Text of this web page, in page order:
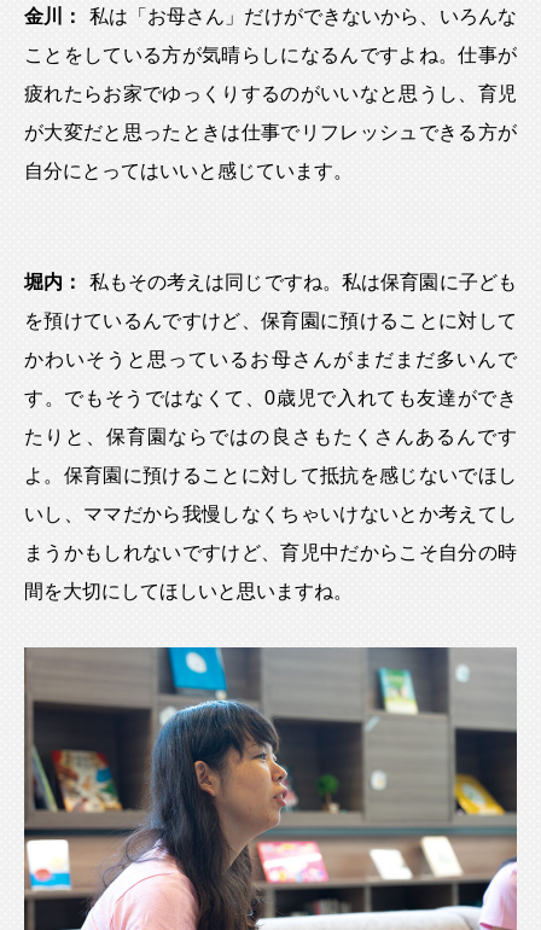
金川：
私は「お母さん」だけができないから、いろんな
ことをしている方が気晴らしになるんですよね。仕事が
疲れたらお家でゆっくりするのがいいなと思うし、育児
が大変だと思ったときは仕事でリフレッシュできる方が
自分にとってはいいと感じています。
堀内：
私もその考えは同じですね。私は保育園に子ども
を預けているんですけど、保育園に預けることに対して
かわいそうと思っているお母さんがまだまだ多いんで
す。でもそうではなくて、0歳児で入れても友達ができ
たりと、保育園ならではの良さもたくさんあるんです
よ。保育園に預けることに対して抵抗を感じないでほし
いし、ママだから我慢しなくちゃいけないとか考えてし
まうかもしれないですけど、育児中だからこそ自分の時
間を大切にしてほしいと思いますね。